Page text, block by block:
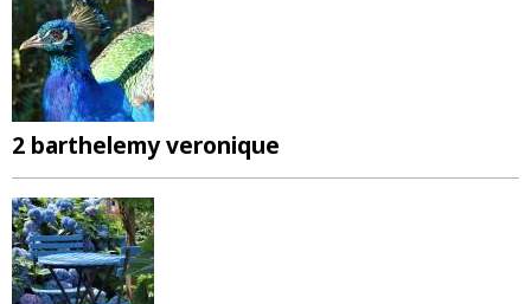
2 barthelemy veronique